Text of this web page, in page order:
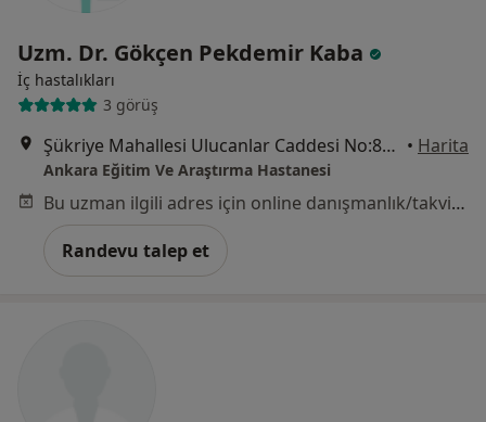
Uzm. Dr. Gökçen Pekdemir Kaba
İç hastalıkları
3 görüş
Şükriye Mahallesi Ulucanlar Caddesi No:89, Altındağ • Harita
Ankara Eğitim Ve Araştırma Hastanesi
Bu uzman ilgili adres için online danışmanlık/takvim sunmuyor.
Randevu talep et